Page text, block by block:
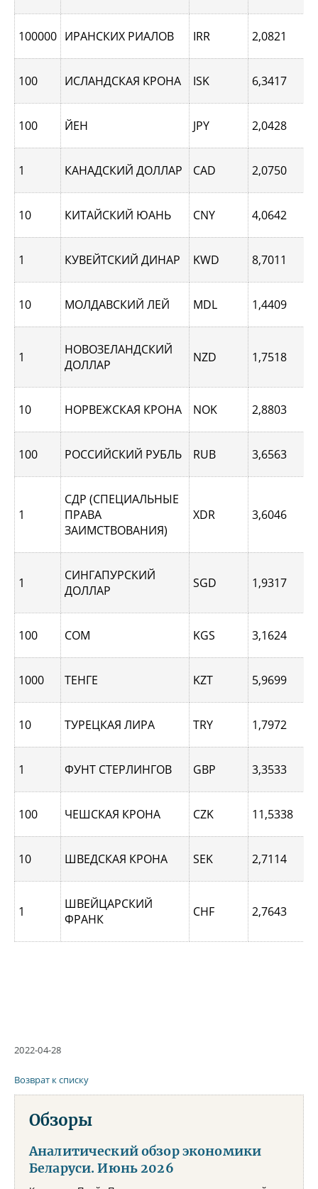
100000 ИРАНСКИХ РИАЛОВ IRR 2,0821
100 ИСЛАНДСКАЯ КРОНА ISK 6,3417
100 ЙЕН JPY 2,0428
1 КАНАДСКИЙ ДОЛЛАР CAD 2,0750
10 КИТАЙСКИЙ ЮАНЬ CNY 4,0642
1 КУВЕЙТСКИЙ ДИНАР KWD 8,7011
10 МОЛДАВСКИЙ ЛЕЙ MDL 1,4409
1
НОВОЗЕЛАНДСКИЙ
ДОЛЛАР
NZD 1,7518
10 НОРВЕЖСКАЯ КРОНА NOK 2,8803
100 РОССИЙСКИЙ РУБЛЬ RUB 3,6563
1
СДР (СПЕЦИАЛЬНЫЕ
ПРАВА
ЗАИМСТВОВАНИЯ)
XDR 3,6046
1
СИНГАПУРCКИЙ
ДОЛЛАР
SGD 1,9317
100 СОМ KGS 3,1624
1000 ТЕНГЕ KZT 5,9699
10 ТУРЕЦКАЯ ЛИРА TRY 1,7972
1 ФУНТ СТЕРЛИНГОВ GBP 3,3533
100 ЧЕШСКАЯ КРОНА CZK 11,5338
10 ШВЕДСКАЯ КРОНА SEK 2,7114
1
ШВЕЙЦАРСКИЙ
ФРАНК
CHF 2,7643
2022-04-28
Возврат к списку
Обзоры
Аналитический обзор экономики
Беларуси. Июнь 2026